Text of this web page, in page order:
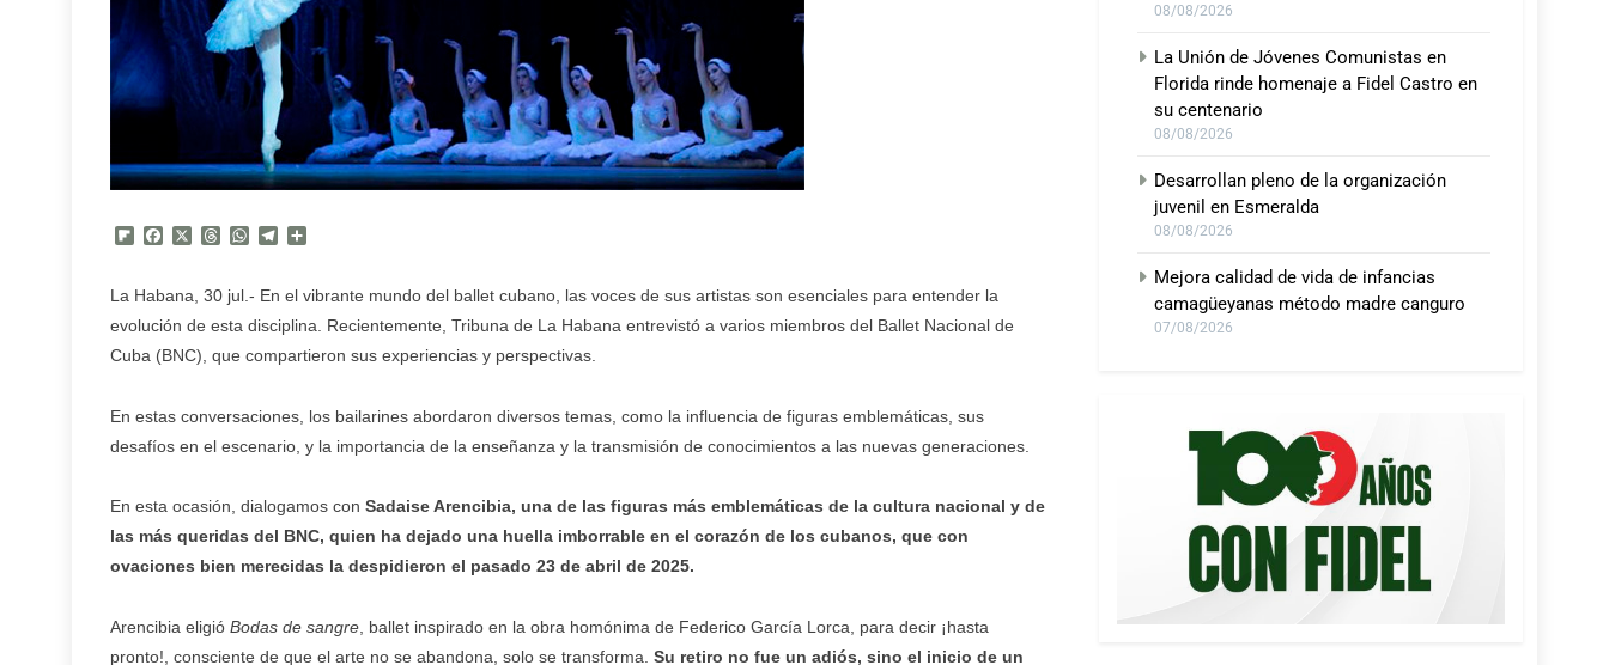
Flipboard
FacebookThreadsWhatsApp
Telegram
La Habana, 30 jul.- En el vibrante mundo del ballet cubano, las voces de sus artistas son esenciales para entender la
evolución de esta disciplina. Recientemente, Tribuna de La Habana entrevistó a varios miembros del Ballet Nacional de
Cuba (BNC), que compartieron sus experiencias y perspectivas.
En estas conversaciones, los bailarines abordaron diversos temas, como la influencia de figuras emblemáticas, sus
desafíos en el escenario, y la importancia de la enseñanza y la transmisión de conocimientos a las nuevas generaciones.
En esta ocasión, dialogamos con Sadaise Arencibia, una de las figuras más emblemáticas de la cultura nacional y de
las más queridas del BNC, quien ha dejado una huella imborrable en el corazón de los cubanos, que con
ovaciones bien merecidas la despidieron el pasado 23 de abril de 2025.
Arencibia eligió Bodas de sangre , ballet inspirado en la obra homónima de Federico García Lorca, para decir ¡hasta
pronto!, consciente de que el arte no se abandona, solo se transforma. Su retiro no fue un adiós, sino el inicio de un
08/08/2026
La Unión de Jóvenes Comunistas en
Florida rinde homenaje a Fidel Castro en
su centenario
08/08/2026
Desarrollan pleno de la organización
juvenil en Esmeralda
08/08/2026
Mejora calidad de vida de infancias
camagüeyanas método madre canguro
07/08/2026